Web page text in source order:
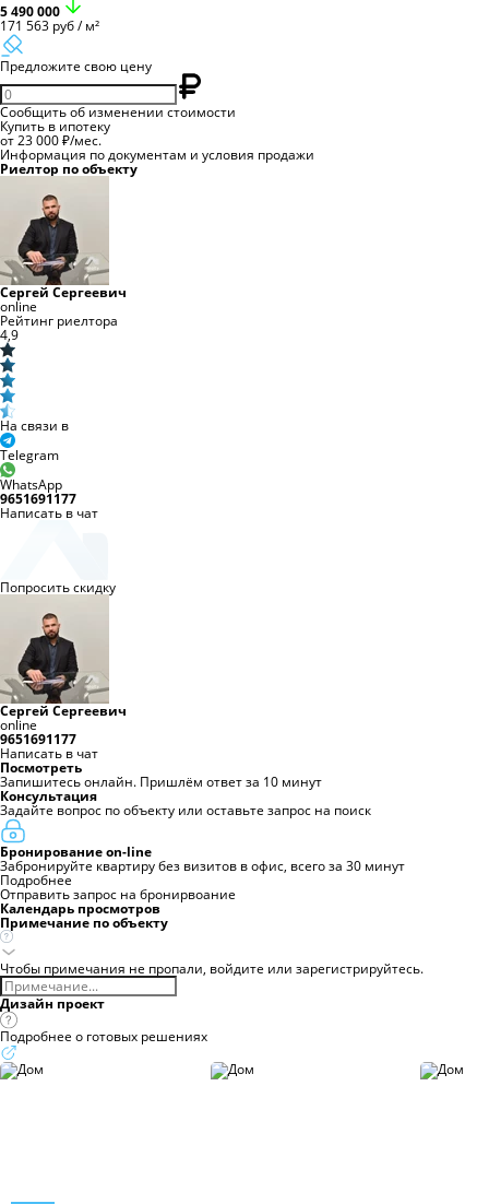
5 490 000
171 563 руб / м²
Предложите свою цену
Сообщить об изменении стоимости
Купить в ипотеку
от 23 000 ₽/мес.
Информация по документам и условия продажи
Риелтор по объекту
Сергей Сергеевич
online
Рейтинг риелтора
4,9
На связи в
Telegram
WhatsApp
9651691177
Написать в чат
Попросить скидку
Сергей Сергеевич
online
9651691177
Написать в чат
Посмотреть
Запишитесь онлайн. Пришлём ответ за 10 минут
Консультация
Задайте вопрос по объекту или оставьте запрос на поиск
Бронирование on-line
Забронируйте квартиру без визитов в офис, всего за 30 минут
Подробнее
Отправить запрос на бронирвоание
Календарь просмотров
Примечание по объекту
Чтобы примечания не пропали, войдите или зарегистрируйтесь.
Дизайн проект
Подробнее о готовых решениях